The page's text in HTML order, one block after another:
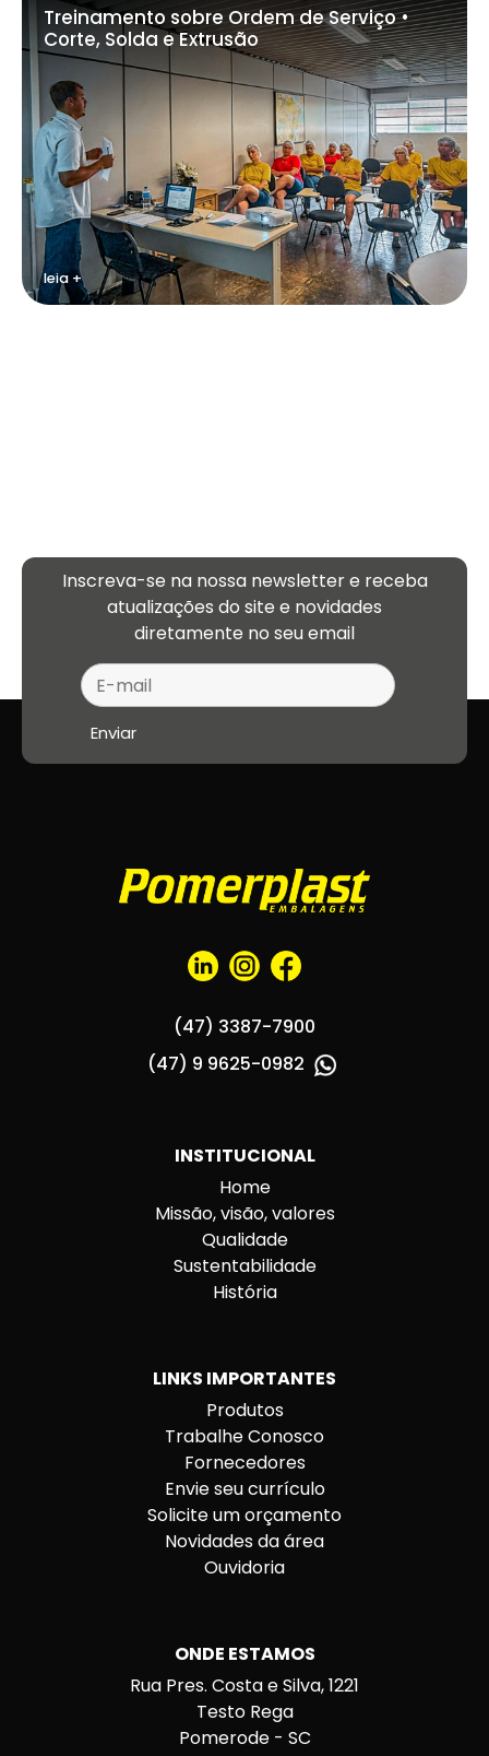
Treinamento sobre Ordem de Serviço •
Corte, Solda e Extrusão
leia +
Inscreva-se na nossa newsletter e receba
atualizações do site e novidades
diretamente no seu email
(47) 3387-7900
(47) 9 9625-0982
INSTITUCIONAL
Home
Missão, visão, valores
Qualidade
Sustentabilidade
História
LINKS IMPORTANTES
Produtos
Trabalhe Conosco
Fornecedores
Envie seu currículo
Solicite um orçamento
Novidades da área
Ouvidoria
ONDE ESTAMOS
Rua Pres. Costa e Silva, 1221
Testo Rega
Pomerode - SC